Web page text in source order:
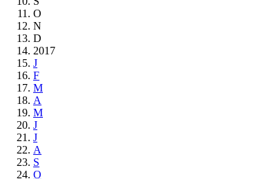
O
N
D
2017
J
F
M
A
M
J
J
A
S
O